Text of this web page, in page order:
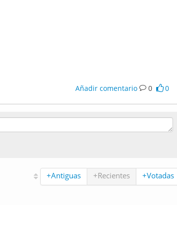
Añadir comentario 0 0
+Antiguas +Recientes +Votadas